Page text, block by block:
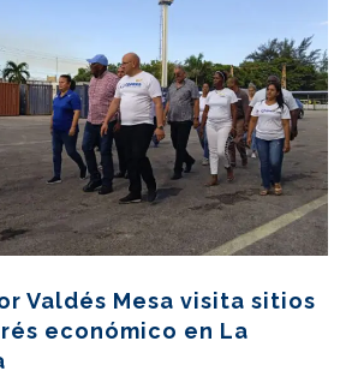
Valdés Mesa visita sitios
económico en La